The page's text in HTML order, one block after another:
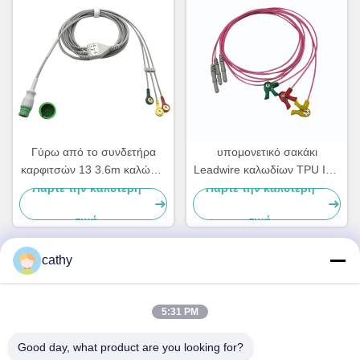
Γύρω από το συνδετήρα
καρφιτσών 13 3.6m καλώδιο
3 μολύβδου ECG για
Πάρτε την καλύτερη
τιμή
υπομονετικό σακάκι
Leadwire καλωδίων TPU IEC
AHA ECG τύπων 3Lead
Πάρτε την καλύτερη
τιμή
4ος-5ος όροφος, κτίριο 3,19 North Danzi Road, οδός
cathy
5:31 PM
Good day, what product are you looking for?